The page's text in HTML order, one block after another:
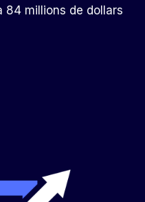
84 millions de dollars